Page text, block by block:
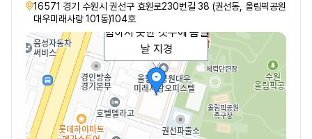
16571 경기 수원시 권선구 효원로230번길 38 (권선동, 올림픽공원
대우미래사랑 101동)104호문난 곳으로 어디서도 경
험하지 못한 갯수에 몸살
날 지경